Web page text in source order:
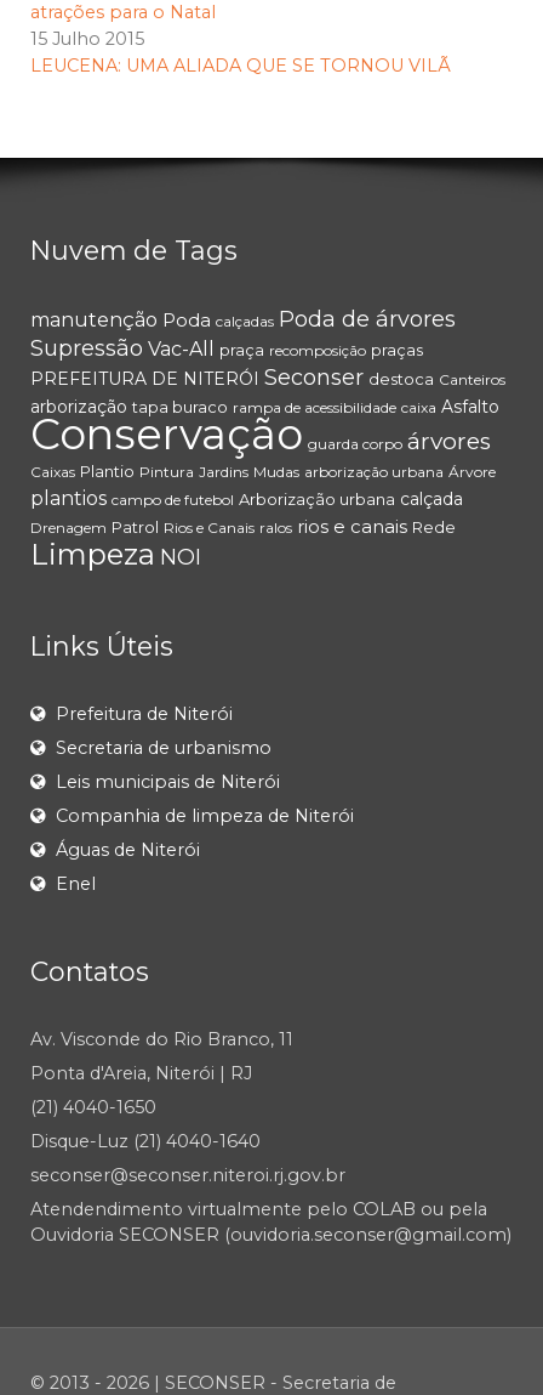
atrações para o Natal
15 Julho 2015
LEUCENA: UMA ALIADA QUE SE TORNOU VILÃ
Nuvem de Tags
manutenção Poda calçadas Poda de árvores
Supressão Vac-All praça recomposição praças
PREFEITURA DE NITERÓI Seconser destoca Canteiros
arborização tapa buraco rampa de acessibilidade caixa Asfalto
Conservação guarda corpo árvores
Caixas Plantio Pintura Jardins Mudas arborização urbana Árvore
plantios campo de futebol Arborização urbana calçada
Drenagem Patrol Rios e Canais ralos rios e canais Rede
Limpeza NOI
Links Úteis
Prefeitura de Niterói
Secretaria de urbanismo
Leis municipais de Niterói
Companhia de limpeza de Niterói
Águas de Niterói
Enel
Contatos
Av. Visconde do Rio Branco, 11
Ponta d'Areia, Niterói | RJ
(21) 4040-1650
Disque-Luz (21) 4040-1640
seconser@seconser.niteroi.rj.gov.br
Atendendimento virtualmente pelo COLAB ou pela
Ouvidoria SECONSER (ouvidoria.seconser@gmail.com)
© 2013 - 2026 | SECONSER - Secretaria de